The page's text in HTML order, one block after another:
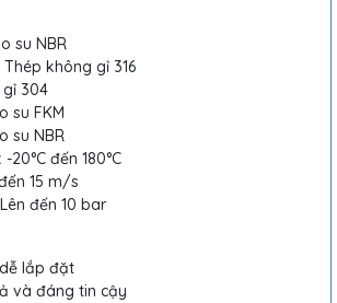
su NBR
không gỉ 316
304
su FKM
su NBR
-20°C đến 180°C
15 m/s
Lên đến 10 bar
lắp đặt
và đáng tin cậy